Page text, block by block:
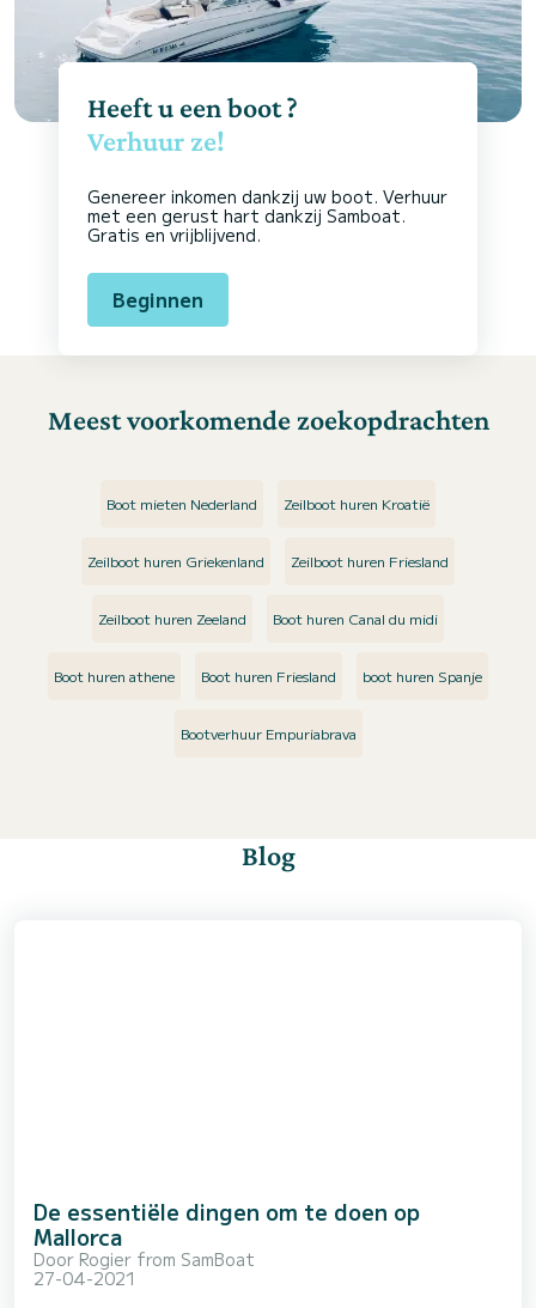
Heeft u een boot ?
Verhuur ze!
Genereer inkomen dankzij uw boot. Verhuur
met een gerust hart dankzij Samboat.
Gratis en vrijblijvend.
Beginnen
Meest voorkomende zoekopdrachten
Boot mieten Nederland Zeilboot huren Kroatië
Zeilboot huren Griekenland Zeilboot huren Friesland
Zeilboot huren Zeeland Boot huren Canal du midi
Boot huren athene Boot huren Friesland boot huren Spanje
Bootverhuur Empuriabrava
Blog
De essentiële dingen om te doen op
Mallorca
Door Rogier from SamBoat
27-04-2021